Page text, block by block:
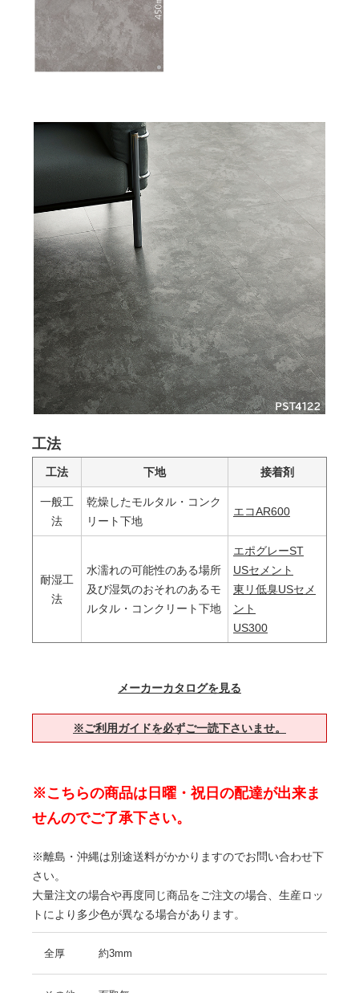
工法
工法 下地 接着剤
一般工
法
乾燥したモルタル・コンク
リート下地
エコAR600
耐湿工
法
水濡れの可能性のある場所
及び湿気のおそれのあるモ
ルタル・コンクリート下地
エポグレーST
USセメント
東リ低臭USセメ
ント
US300
メーカーカタログを見る
※ご利用ガイドを必ずご一読下さいませ。
※こちらの商品は日曜・祝日の配達が出来ま
せんのでご了承下さい。
※離島・沖縄は別途送料がかかりますのでお問い合わせ下
さい。
大量注文の場合や再度同じ商品をご注文の場合、生産ロッ
トにより多少色が異なる場合があります。
全厚 約3mm